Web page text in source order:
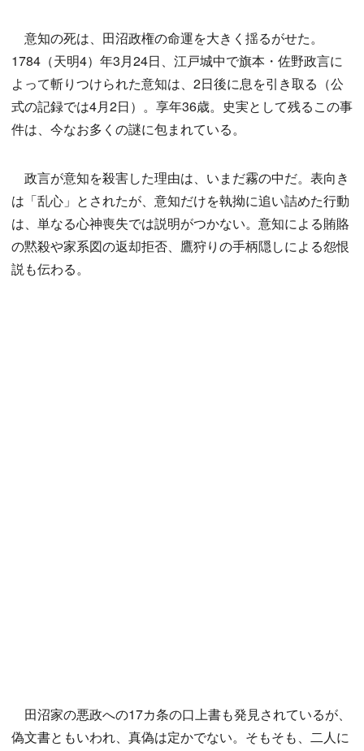
意知の死は、田沼政権の命運を大きく揺るがせた。
1784（天明4）年3月24日、江戸城中で旗本・佐野政言に
よって斬りつけられた意知は、2日後に息を引き取る（公
式の記録では4月2日）。享年36歳。史実として残るこの事
件は、今なお多くの謎に包まれている。
政言が意知を殺害した理由は、いまだ霧の中だ。表向き
は「乱心」とされたが、意知だけを執拗に追い詰めた行動
は、単なる心神喪失では説明がつかない。意知による賄賂
の黙殺や家系図の返却拒否、鷹狩りの手柄隠しによる怨恨
説も伝わる。
田沼家の悪政への17カ条の口上書も発見されているが、
偽文書ともいわれ、真偽は定かでない。そもそも、二人に